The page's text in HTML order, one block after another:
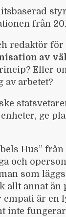
från
redaktör
av
Eller
av arbetet?
ge
Hus”
och
som
annat än
är en
inte